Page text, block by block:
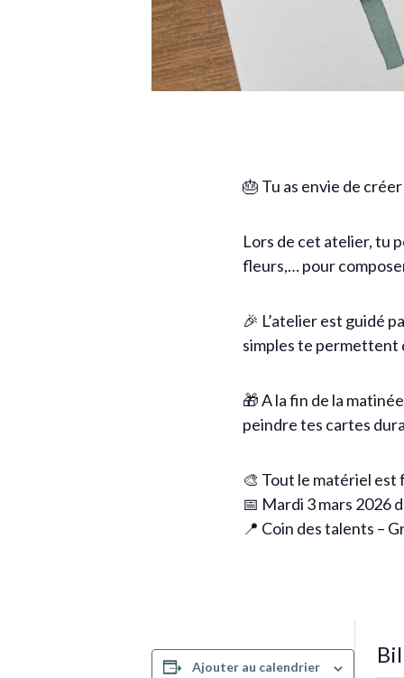
🎂 Tu as envie de
Lors de cet atelier, tu
fleurs,… pour
🎉 L’atelier est guidé
simples te permettent
🎁 A la fin de la
peindre tes cartes
🎨 Tout le matériel est
📅 Mardi 3 mars 2026
📍 Coin des talents –
Ajouter au calendrier